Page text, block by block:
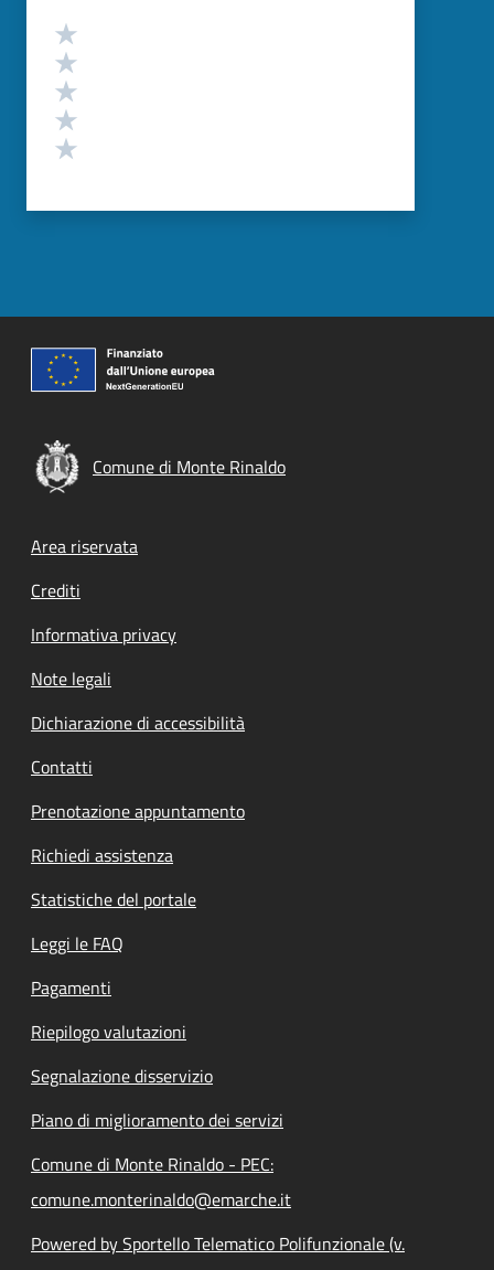
Valutazione
Comune di Monte Rinaldo
Footer menu
Area riservata
Crediti
Informativa privacy
Note legali
Dichiarazione di accessibilità
Contatti
Prenotazione appuntamento
Richiedi assistenza
Statistiche del portale
Leggi le FAQ
Pagamenti
Riepilogo valutazioni
Segnalazione disservizio
Piano di miglioramento dei servizi
Comune di Monte Rinaldo - PEC:
comune.monterinaldo@emarche.it
Powered by Sportello Telematico Polifunzionale (v.